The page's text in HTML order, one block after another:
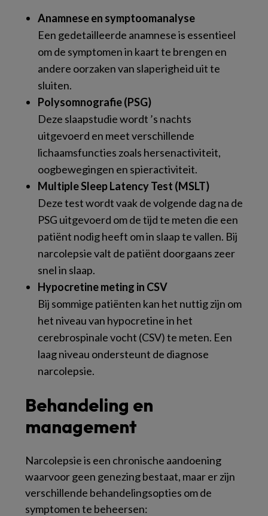
Anamnese en symptoomanalyse
Een gedetailleerde anamnese is essentieel
om de symptomen in kaart te brengen en
andere oorzaken van slaperigheid uit te
sluiten.
Polysomnografie (PSG)
Deze slaapstudie wordt ’s nachts
uitgevoerd en meet verschillende
lichaamsfuncties zoals hersenactiviteit,
oogbewegingen en spieractiviteit.
Multiple Sleep Latency Test (MSLT)
Deze test wordt vaak de volgende dag na de
PSG uitgevoerd om de tijd te meten die een
patiënt nodig heeft om in slaap te vallen. Bij
narcolepsie valt de patiënt doorgaans zeer
snel in slaap.
Hypocretine meting in CSV
Bij sommige patiënten kan het nuttig zijn om
het niveau van hypocretine in het
cerebrospinale vocht (CSV) te meten. Een
laag niveau ondersteunt de diagnose
narcolepsie.
Behandeling en
management
Narcolepsie is een chronische aandoening
waarvoor geen genezing bestaat, maar er zijn
verschillende behandelingsopties om de
symptomen te beheersen: